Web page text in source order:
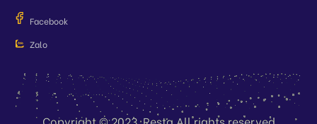
Facebook
Zalo